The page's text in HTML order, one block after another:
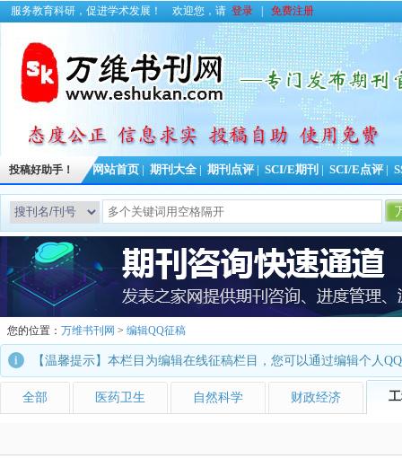
服务教育科研，促进学术发展！ 欢迎您，请 登录 免费注册
投稿好助手！ 网站首页 期刊大全 期刊点评 SCI/E期刊 SCI/E点评
您的位置： 万维书刊网 > 编辑QQ征稿
【温馨提示】本栏目为编辑在线征稿栏目，您可以通过编辑个人
全部 医药卫生 自然科学 财政经济